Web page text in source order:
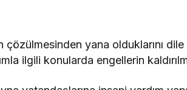
çözülmesinden yana olduklarını
ilgili konularda engellerin